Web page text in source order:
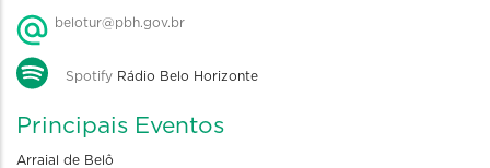
belotur@pbh.gov.br
Spotify Rádio Belo Horizonte
Principais Eventos
Arraial de Belô